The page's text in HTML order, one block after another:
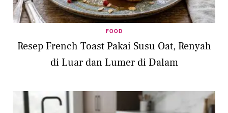
FOOD
Resep French Toast Pakai Susu Oat, Renyah
di Luar dan Lumer di Dalam